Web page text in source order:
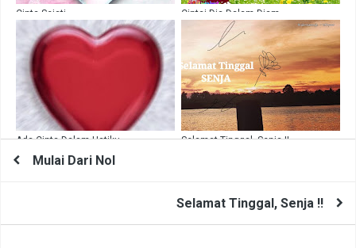
Cinta Sejati Cintai Dia Dalam Diam
Ada Cinta Dalam Hatiku Selamat Tinggal, Senja !!
Mulai Dari Nol
Selamat Tinggal, Senja !!